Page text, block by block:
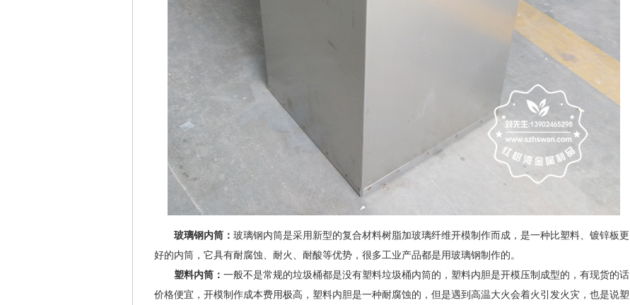
玻璃钢内筒： 玻璃钢内筒是采用新型的复合材料树脂加玻璃纤维开模制作而成，是一种比塑料、镀锌板更
好的内筒，它具有耐腐蚀、耐火、耐酸等优势，很多工业产品都是用玻璃钢制作的。
塑料内筒： 一般不是常规的垃圾桶都是没有塑料垃圾桶内筒的，塑料内胆是开模压制成型的，有现货的话
价格便宜，开模制作成本费用极高，塑料内胆是一种耐腐蚀的，但是遇到高温大火会着火引发火灾，也是说塑